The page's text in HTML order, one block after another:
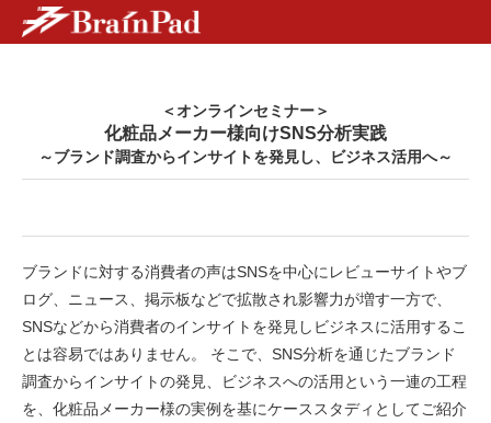
＜オンラインセミナー＞
化粧品メーカー様向けSNS分析実践
～ブランド調査からインサイトを発見し、ビジネス活用へ～
ブランドに対する消費者の声はSNSを中心にレビューサイトやブ
ログ、ニュース、掲示板などで拡散され影響力が増す一方で、
SNSなどから消費者のインサイトを発見しビジネスに活用するこ
とは容易ではありません。 そこで、SNS分析を通じたブランド
調査からインサイトの発見、ビジネスへの活用という一連の工程
を、化粧品メーカー様の実例を基にケーススタディとしてご紹介